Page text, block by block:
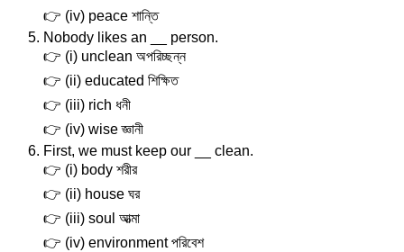
👉 (iv) peace শান্তি
Nobody likes an __ person.
👉 (i) unclean অপরিচ্ছন্ন
👉 (ii) educated শিক্ষিত
👉 (iii) rich ধনী
👉 (iv) wise জ্ঞানী
First, we must keep our __ clean.
👉 (i) body শরীর
👉 (ii) house ঘর
👉 (iii) soul আত্মা
👉 (iv) environment পরিবেশ